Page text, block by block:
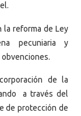
la reforma de Ley
pecuniaria y
de la
a través del
de protección de